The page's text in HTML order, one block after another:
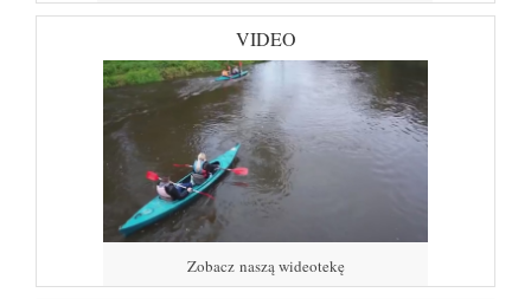
VIDEO
Zobacz naszą wideotekę